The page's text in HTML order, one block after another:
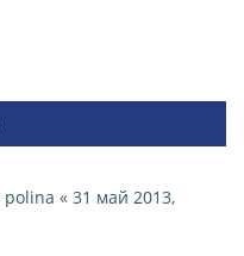
polina « 31 май 2013,